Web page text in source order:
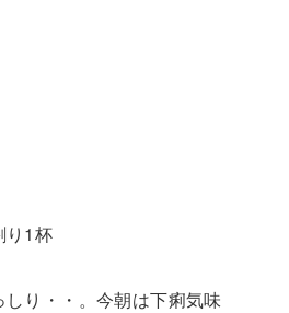
り1杯
り・・。今朝は下痢気味